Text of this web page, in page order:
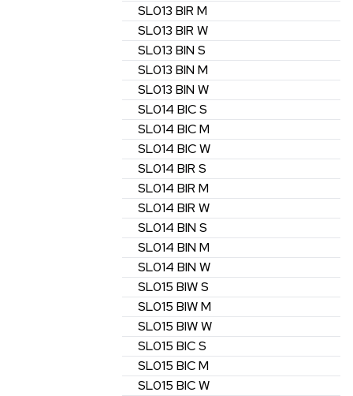
SL013 BIR M
SL013 BIR W
SL013 BIN S
SL013 BIN M
SL013 BIN W
SL014 BIC S
SL014 BIC M
SL014 BIC W
SL014 BIR S
SL014 BIR M
SL014 BIR W
SL014 BIN S
SL014 BIN M
SL014 BIN W
SL015 BIW S
SL015 BIW M
SL015 BIW W
SL015 BIC S
SL015 BIC M
SL015 BIC W